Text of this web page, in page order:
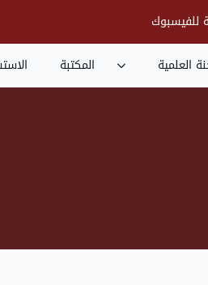
للفيسبوك
العلمية المكتبة